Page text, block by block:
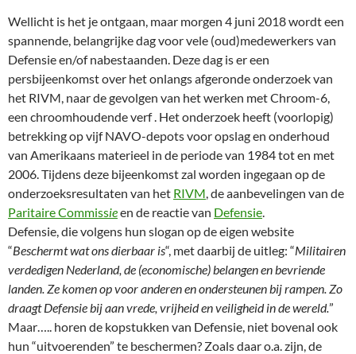
Wellicht is het je ontgaan, maar morgen 4 juni 2018 wordt een
spannende, belangrijke dag voor vele (oud)medewerkers van
Defensie en/of nabestaanden. Deze dag is er een
persbijeenkomst over het onlangs afgeronde onderzoek van
het RIVM, naar de gevolgen van het werken met Chroom-6,
een chroomhoudende verf . Het onderzoek heeft (voorlopig)
betrekking op vijf NAVO-depots voor opslag en onderhoud
van Amerikaans materieel in de periode van 1984 tot en met
2006. Tijdens deze bijeenkomst zal worden ingegaan op de
onderzoeksresultaten van het RIVM , de aanbevelingen van de
Paritaire Commissieen de reactie van Defensie
Defensie, die volgens hun slogan op de eigen website
“Beschermt wat ons dierbaar is“, met daarbij de uitleg: “Militairen
verdedigen Nederland, de (economische) belangen en bevriende
landen. Ze komen op voor anderen en ondersteunen bij rampen. Zo
draagt Defensie bij aan vrede, vrijheid en veiligheid in de wereld.”
Maar….. horen de kopstukken van Defensie, niet bovenal ook
hun “uitvoerenden” te beschermen? Zoals daar o.a. zijn, de